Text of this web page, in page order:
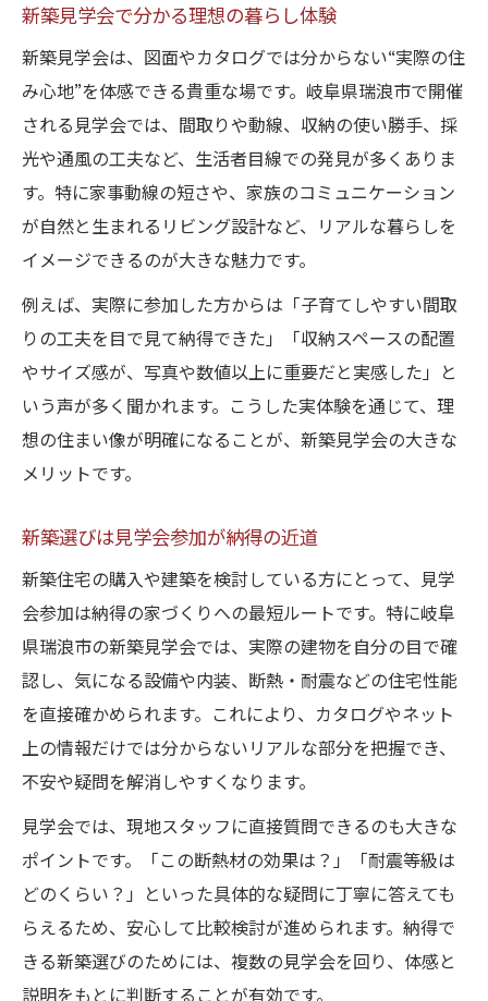
見学会で見つける快適な新築ライフスタイ
ル
間取り選びなら現地見学会が一番実感できる理
由
新築の間取りは見学会で納得できる
現地で動線や生活感を体感するメリット
見学会で間取りの良し悪しを確かめる方法
新築見学会で理想の間取りに出会うコツ
家事動線や収納力を現地でしっかり確認
実体験でわかる瑞浪市新築の比較ポイント
新築見学会で得た比較ポイントを解説
施工品質の違いを見学会で見抜くコツ
実体験から学ぶ新築選びの決め手
新築の間取りや設備を徹底比較する方法
動線や収納の工夫は見学会でしっかりチェック
新築見学会で動線の工夫を実感しよう
収納の使いやすさは現地見学で確認
動線改善の新築事例を見学会で体感
見学会で分かる収納スペースの重要性
新築見学会で暮らしやすさを見極める
現地で確認する高性能な新築住宅の魅力とは
高性能新築住宅の魅力を現地で体感
新築見学会で断熱性能を実際に確認
省エネや快適性は新築現地で納得
新築見学会で分かる理想の暮らし体験
新築見学会は、図面やカタログでは分からない“実際の住
み心地”を体感できる貴重な場です。岐阜県瑞浪市で開催
される見学会では、間取りや動線、収納の使い勝手、採
光や通風の工夫など、生活者目線での発見が多くありま
す。特に家事動線の短さや、家族のコミュニケーション
が自然と生まれるリビング設計など、リアルな暮らしを
イメージできるのが大きな魅力です。
例えば、実際に参加した方からは「子育てしやすい間取
りの工夫を目で見て納得できた」「収納スペースの配置
やサイズ感が、写真や数値以上に重要だと実感した」と
いう声が多く聞かれます。こうした実体験を通じて、理
想の住まい像が明確になることが、新築見学会の大きな
メリットです。
新築選びは見学会参加が納得の近道
新築住宅の購入や建築を検討している方にとって、見学
会参加は納得の家づくりへの最短ルートです。特に岐阜
県瑞浪市の新築見学会では、実際の建物を自分の目で確
認し、気になる設備や内装、断熱・耐震などの住宅性能
を直接確かめられます。これにより、カタログやネット
上の情報だけでは分からないリアルな部分を把握でき、
不安や疑問を解消しやすくなります。
見学会では、現地スタッフに直接質問できるのも大きな
ポイントです。「この断熱材の効果は？」「耐震等級は
どのくらい？」といった具体的な疑問に丁寧に答えても
らえるため、安心して比較検討が進められます。納得で
きる新築選びのためには、複数の見学会を回り、体感と